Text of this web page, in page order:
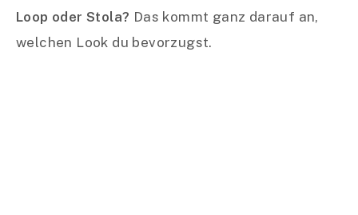
Loop oder Stola? Das kommt ganz darauf an,
welchen Look du bevorzugst.